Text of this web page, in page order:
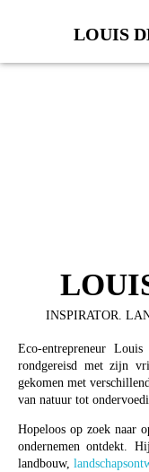
LOUIS
INSPIRATOR.
Eco-entrepreneur
rondgereisd met zijn
gekomen met
van natuur tot
Hopeloos op zoek naar
ondernemen ontdekt.
landbouw,